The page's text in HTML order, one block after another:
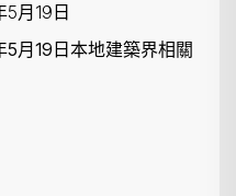
月19日
5月19日本地建築界相關